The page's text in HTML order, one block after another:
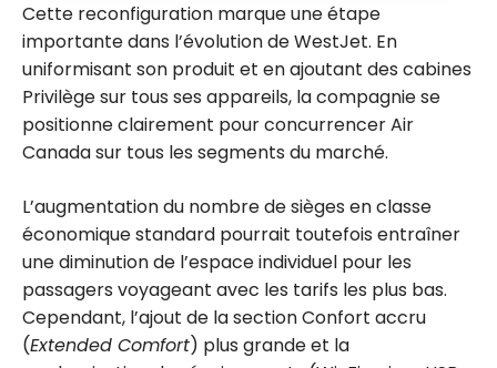
Cette reconfiguration marque une étape
importante dans l’évolution de WestJet. En
uniformisant son produit et en ajoutant des cabines
Privilège sur tous ses appareils, la compagnie se
positionne clairement pour concurrencer Air
Canada sur tous les segments du marché.
L’augmentation du nombre de sièges en classe
économique standard pourrait toutefois entraîner
une diminution de l’espace individuel pour les
passagers voyageant avec les tarifs les plus bas.
Cependant, l’ajout de la section Confort accru
(Extended Comfort) plus grande et la